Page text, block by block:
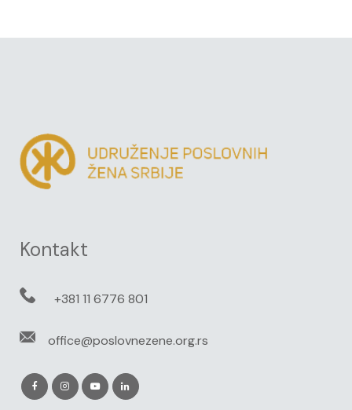
Kontakt
+381 11 6776 801
office@poslovnezene.org.rs